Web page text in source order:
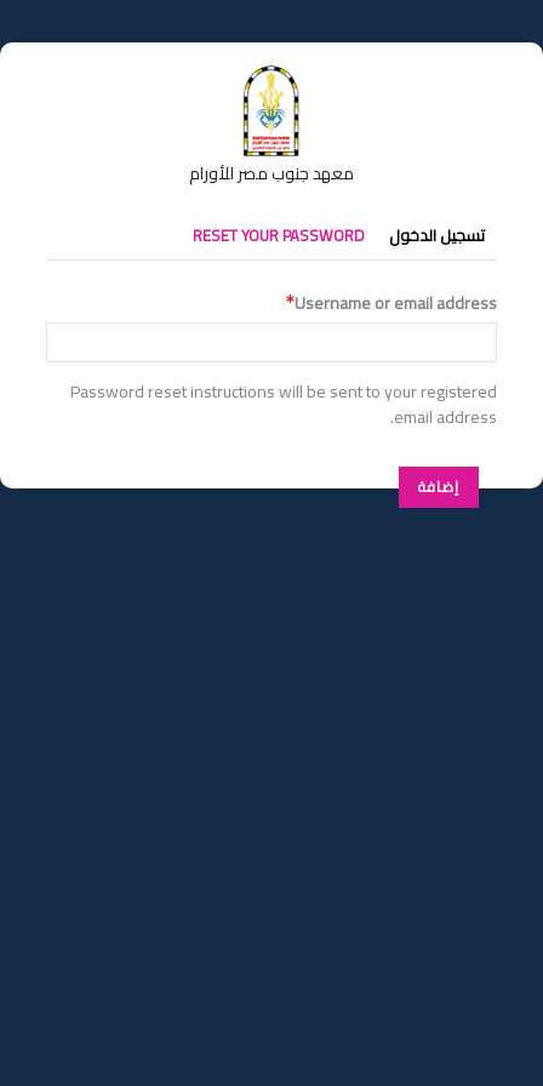
إلى
المحتوى
معهد جنوب مصر للأورام
التبويبات
الأساسية
تسجيل الدخول RESET YOUR PASSWORD
Username or email address
Password reset instructions will be sent to your registered
email address.